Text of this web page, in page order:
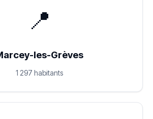
📍
les-Grèves
1 297 habitants